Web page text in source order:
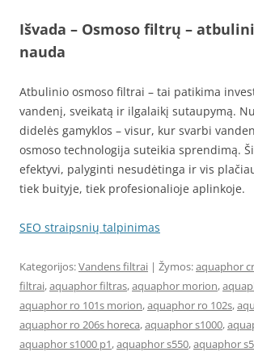
Išvada – Osmoso filtrų –
nauda
Atbulinio osmoso filtrai – tai patikima
vandenį, sveikatą ir ilgalaikį sutaupymą.
didelės gamyklos – visur, kur svarbi
osmoso technologija suteikia sprendimą.
efektyvi, palyginti nesudėtinga ir vis
tiek buityje, tiek profesionalioje aplinkoje.
SEO straipsnių talpinimas
Kategorijos:Vandens filtrai | Žymos:aquaphor
filtrai,aquaphor filtras,aquaphor morion,
aquaphor ro 101s morion,aquaphor ro 102s,
aquaphor ro 206s horeca,aquaphor s1000,
aquaphor s1000 p1,aquaphor s550,aquaphor